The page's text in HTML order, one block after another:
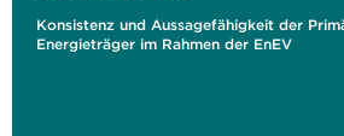
Konsistenz und Aussagefähigkeit der
Energieträger im Rahmen der EnEV